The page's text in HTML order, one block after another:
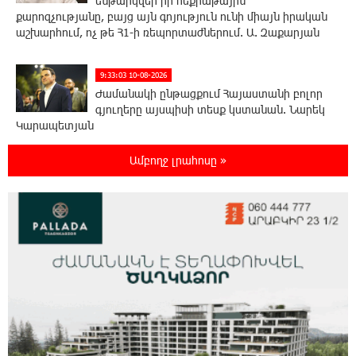
քարոզչությանը, բայց այն գոյություն ունի միայն իրական
աշխարհում, ոչ թե Հ1-ի ռեպորտաժներում. Ա. Զաքարյան
9:33:03 10-08-2026
Ժամանակի ընթացքում Հայաստանի բոլոր
գյուղերը այսպիսի տեսք կստանան. Նարեկ
Կարապետյան
9:27:19 10-08-2026
նպատակի՝ մեր բոլորի երազած ուժեղ
Հայաստանի մասին. Արամ Վարդևանյան
22:45:13 9-08-2026
Կոչ` Նիկոլ Փաշինյանին. չեղարկե՛ք
ադրբեջանա-թուրքական ծրագիրը. Խաչիկ Ասրյան
19:45:21 9-08-2026
Ամբողջ լրահոսը »